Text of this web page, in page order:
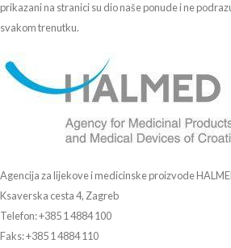
prikazani na stranici su dio naše ponude i ne
svakom trenutku.
Agencija za lijekove i medicinske proizvode
Ksaverska cesta 4, Zagreb
Telefon: +385 1 4884 100
Faks: +385 1 4884 110